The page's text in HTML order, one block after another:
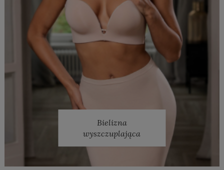
Bielizna
wyszczuplająca